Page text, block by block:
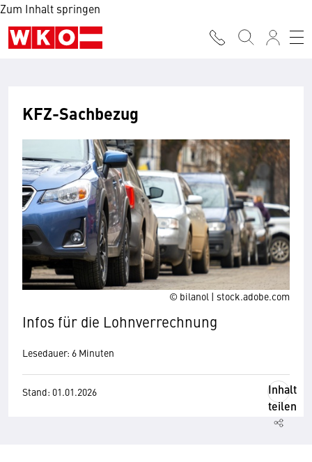
Zum Inhalt springen
© bilanol | stock.adobe.com
KFZ-Sachbezug
Infos für die Lohnverrechnung
Lesedauer: 6 Minuten
Stand: 01.01.2026
Inhalt
teilen